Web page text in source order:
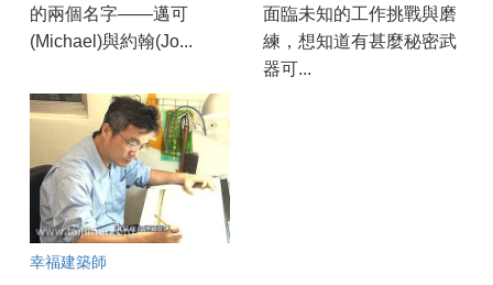
的兩個名字——邁可
(Michael)與約翰(Jo...
面臨未知的工作挑戰與磨
練，想知道有甚麼秘密武
器可...
幸福建築師